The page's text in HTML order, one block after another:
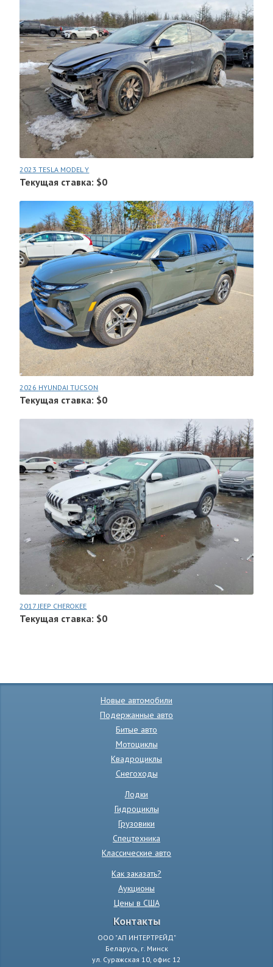
2023 TESLA MODEL Y
Текущая ставка: $0
2026 HYUNDAI TUCSON
Текущая ставка: $0
2017 JEEP CHEROKEE
Текущая ставка: $0
Новые автомобили
Подержанные авто
Битые авто
Мотоциклы
Квадроциклы
Снегоходы
Лодки
Гидроциклы
Грузовики
Спецтехника
Классические авто
Как заказать?
Аукционы
Цены в США
Контакты
ООО "АП ИНТЕРТРЕЙД"
Беларусь, г. Минск
ул. Суражская 10, офис 12